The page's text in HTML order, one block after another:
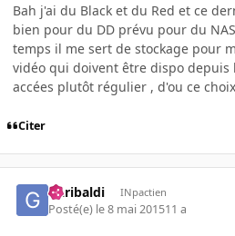
Bah j'ai du Black et du Red et ce
bien pour du DD prévu pour du
temps il me sert de stockage pour
vidéo qui doivent être dispo depuis
accées plutôt régulier , d'ou ce
Citer
Garibaldi INpactien
Posté(e) le 8 mai 201511 a